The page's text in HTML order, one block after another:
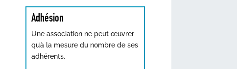
Adhésion
Une association ne peut œuvrer
qu’à la mesure du nombre de ses
adhérents.